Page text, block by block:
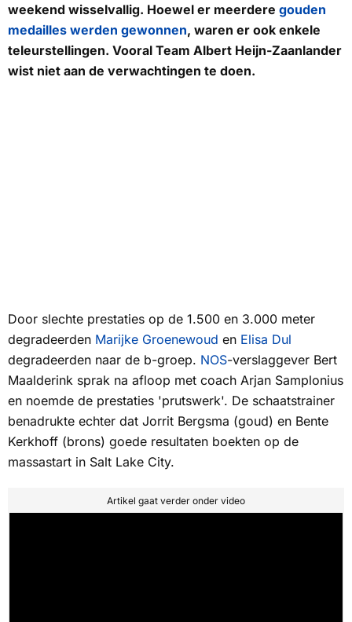
weekend wisselvallig. Hoewel er meerdere gouden
medailles werden gewonnen, waren er ook enkele
teleurstellingen. Vooral Team Albert Heijn-Zaanlander
wist niet aan de verwachtingen te doen.
Door slechte prestaties op de 1.500 en 3.000 meter
degradeerden Marijke Groenewoud en Elisa Dul
degradeerden naar de b-groep. NOS-verslaggever Bert
Maalderink sprak na afloop met coach Arjan Samplonius
en noemde de prestaties 'prutswerk'. De schaatstrainer
benadrukte echter dat Jorrit Bergsma (goud) en Bente
Kerkhoff (brons) goede resultaten boekten op de
massastart in Salt Lake City.
Artikel gaat verder onder video